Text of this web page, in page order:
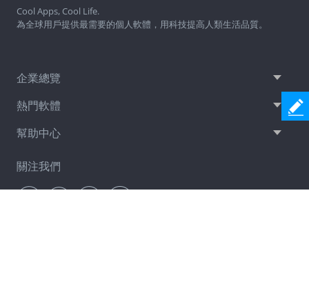
Cool Apps, Cool Life.
為全球用戶提供最需要的個人軟體，用科技提高人類生活品質。
企業總覽
熱門軟體
幫助中心
關注我們